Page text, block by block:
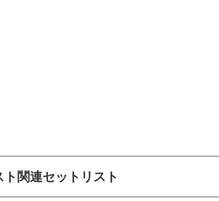
ト関連セットリスト